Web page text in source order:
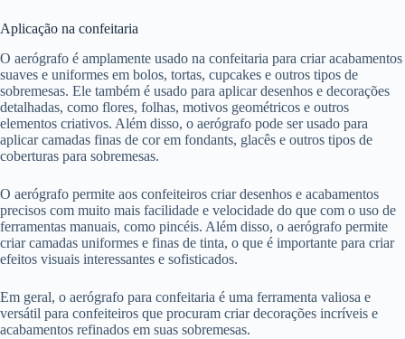
Aplicação na confeitaria
O aerógrafo é amplamente usado na confeitaria para criar acabamentos
suaves e uniformes em bolos, tortas, cupcakes e outros tipos de
sobremesas. Ele também é usado para aplicar desenhos e decorações
detalhadas, como flores, folhas, motivos geométricos e outros
elementos criativos. Além disso, o aerógrafo pode ser usado para
aplicar camadas finas de cor em fondants, glacês e outros tipos de
coberturas para sobremesas.
O aerógrafo permite aos confeiteiros criar desenhos e acabamentos
precisos com muito mais facilidade e velocidade do que com o uso de
ferramentas manuais, como pincéis. Além disso, o aerógrafo permite
criar camadas uniformes e finas de tinta, o que é importante para criar
efeitos visuais interessantes e sofisticados.
Em geral, o aerógrafo para confeitaria é uma ferramenta valiosa e
versátil para confeiteiros que procuram criar decorações incríveis e
acabamentos refinados em suas sobremesas.